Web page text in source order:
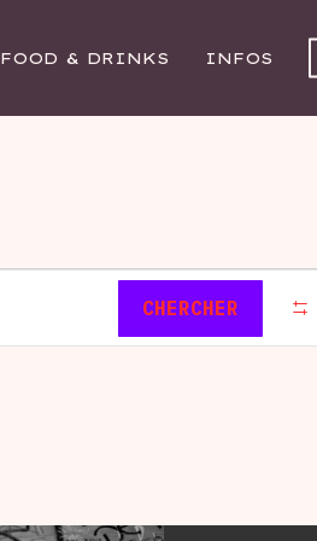
FOOD & DRINKS INFOS
CHERCHER